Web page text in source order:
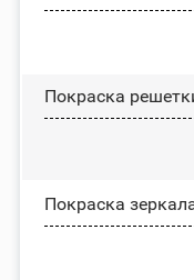
Покраска
Покраска